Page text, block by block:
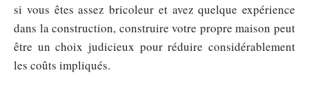
si vous êtes assez bricoleur et avez quelque expérience
dans la construction, construire votre propre maison peut
être un choix judicieux pour réduire considérablement
les coûts impliqués.